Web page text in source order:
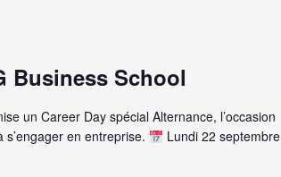
Business School
un Career Day spécial Alternance, l’occasion
en entreprise.
Lundi 22 septembre